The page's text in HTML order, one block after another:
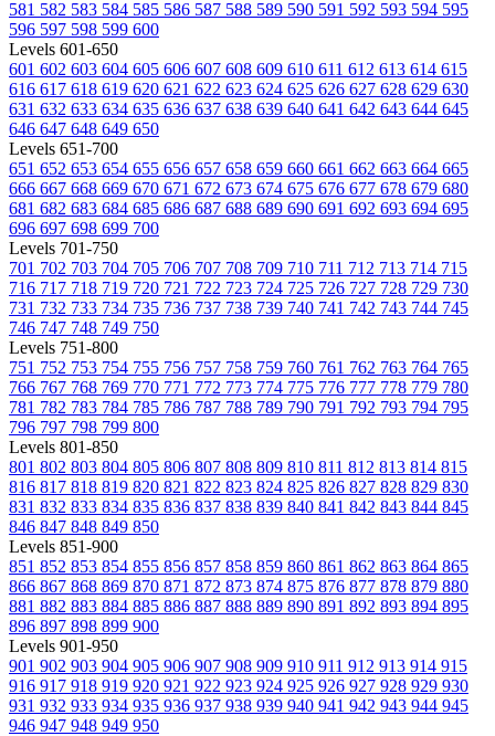
581 582 583 584 585 586 587 588 589 590 591 592 593 594 595
596 597 598 599 600
Levels 601-650
601 602 603 604 605 606 607 608 609 610 611 612 613 614 615
616 617 618 619 620 621 622 623 624 625 626 627 628 629 630
631 632 633 634 635 636 637 638 639 640 641 642 643 644 645
646 647 648 649 650
Levels 651-700
651 652 653 654 655 656 657 658 659 660 661 662 663 664 665
666 667 668 669 670 671 672 673 674 675 676 677 678 679 680
681 682 683 684 685 686 687 688 689 690 691 692 693 694 695
696 697 698 699 700
Levels 701-750
701 702 703 704 705 706 707 708 709 710 711 712 713 714 715
716 717 718 719 720 721 722 723 724 725 726 727 728 729 730
731 732 733 734 735 736 737 738 739 740 741 742 743 744 745
746 747 748 749 750
Levels 751-800
751 752 753 754 755 756 757 758 759 760 761 762 763 764 765
766 767 768 769 770 771 772 773 774 775 776 777 778 779 780
781 782 783 784 785 786 787 788 789 790 791 792 793 794 795
796 797 798 799 800
Levels 801-850
801 802 803 804 805 806 807 808 809 810 811 812 813 814 815
816 817 818 819 820 821 822 823 824 825 826 827 828 829 830
831 832 833 834 835 836 837 838 839 840 841 842 843 844 845
846 847 848 849 850
Levels 851-900
851 852 853 854 855 856 857 858 859 860 861 862 863 864 865
866 867 868 869 870 871 872 873 874 875 876 877 878 879 880
881 882 883 884 885 886 887 888 889 890 891 892 893 894 895
896 897 898 899 900
Levels 901-950
901 902 903 904 905 906 907 908 909 910 911 912 913 914 915
916 917 918 919 920 921 922 923 924 925 926 927 928 929 930
931 932 933 934 935 936 937 938 939 940 941 942 943 944 945
946 947 948 949 950